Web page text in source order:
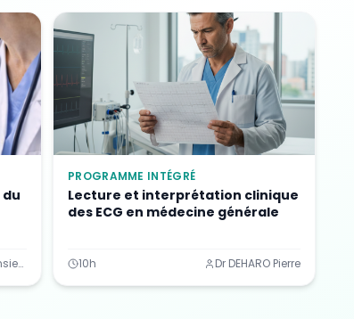
Madame BAILLY Charlotte / Monsieur GARNIER Arnaud / Madame EL BOUSSARGHINI Kenza
PROGRAMME INTÉGRÉ
Lecture et interprétation clinique
des ECG en médecine générale
10h Dr DEHARO Pierre
de mes informations
de formation indépendant, non affilié au